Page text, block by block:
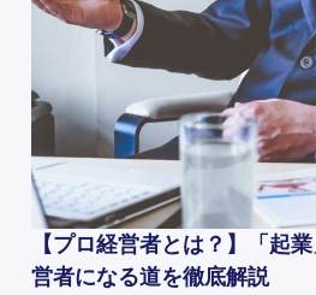
【プロ経営者とは？】「起
営者になる道を徹底解説